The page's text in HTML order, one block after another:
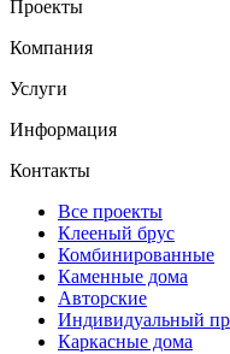
Проекты
Компания
Услуги
Информация
Контакты
Все проекты
Клееный брус
Комбинированные
Каменные дома
Авторские
Индивидуальный
Каркасные дома